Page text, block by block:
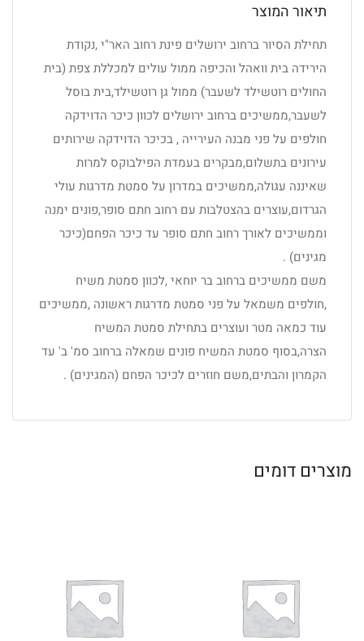
תיאור המוצר
תחילת הסיור ברחוב ירושלים פינת רחוב האר"י ,נקודת
הירידה בית וואהל והכיפה ממול עולים למכללת צפת (בית
החולים רוטשילד לשעבר) ממול גן רוטשילד,בית בוסל
לשעבר,ממשיכים ברחוב ירושלים לכוון כיכר הדוידקה
חולפים על פני מבנה העירייה , בכיכר הדוידקה שירותים
עירונים בתשלום,מבקרים בעמדת הפילבוקס למרות
שאיננה עגולה,ממשיכים במדרון על סמטת מדרגות עולי
הגרדום,עוצרים בהצטלבות עם רחוב חתם סופר,פונים ימנה
וממשיכים לאורך רחוב חתם סופר עד כיכר הפחם(כיכר
מגינים) .
משם ממשיכים ברחוב בר יוחאי ,לכוון סמטת משיח
,חולפים משמאל על פני סמטת מדרגות ראשונה ,ממשיכים
עוד כמאה מטר ועוצרים בתחילת סמטת המשיח
הצרה,בסוף סמטת המשיח פונים שמאלה ברחוב סמ' ב' עד
הקמרון והבתים,משם חוזרים לכיכר הפחם (המגינים) .
מוצרים דומים